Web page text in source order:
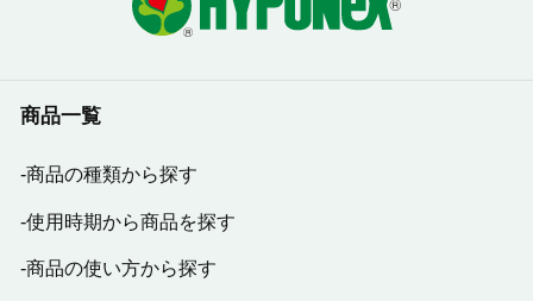
商品一覧
商品の種類から探す
使用時期から商品を探す
商品の使い方から探す